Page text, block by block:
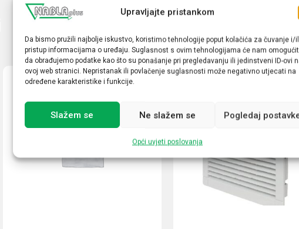
Upravljajte pristankom
Da bismo pružili najbolje iskustvo, koristimo tehnologije poput kolačića za čuvanje i/
pristup informacijama o uređaju. Suglasnost s ovim tehnologijama će nam
da obrađujemo podatke kao što su ponašanje pri pregledavanju ili jedinstveni ID-ovi
ovoj web stranici. Nepristanak ili povlačenje suglasnosti može negativno utjecati na
određene karakteristike i funkcije.
Slažem se Ne slažem se Pogledaj
Opći uvjeti poslovanja